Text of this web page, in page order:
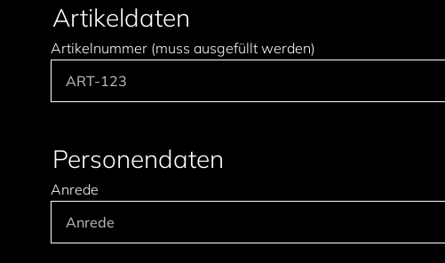
Artikeldaten
Artikelnummer (muss ausgefüllt werden)
Personendaten
Anrede